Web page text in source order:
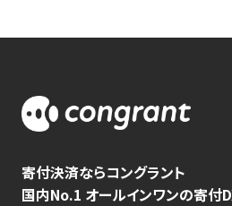
寄付決済ならコングラント
国内No.1 オールインワンの寄付